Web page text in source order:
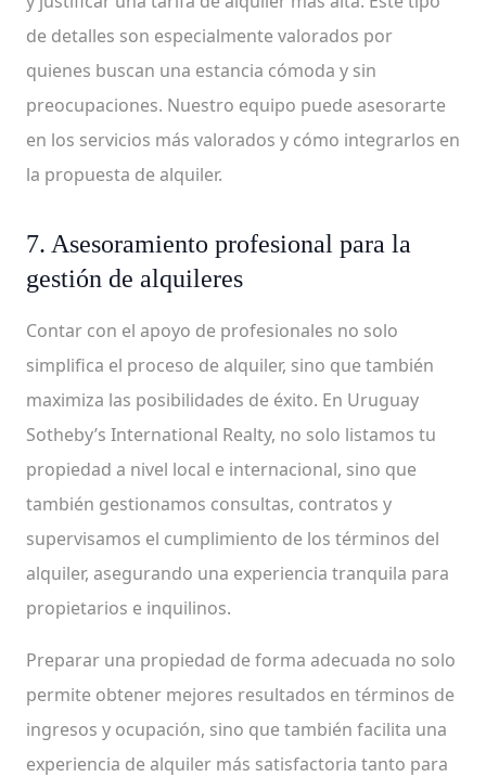
de detalles son especialmente valorados por
quienes buscan una estancia cómoda y sin
preocupaciones. Nuestro equipo puede asesorarte
en los servicios más valorados y cómo integrarlos en
la propuesta de alquiler.
7. Asesoramiento profesional para la
gestión de alquileres
Contar con el apoyo de profesionales no solo
simplifica el proceso de alquiler, sino que también
maximiza las posibilidades de éxito. En Uruguay
Sotheby’s International Realty, no solo listamos tu
propiedad a nivel local e internacional, sino que
también gestionamos consultas, contratos y
supervisamos el cumplimiento de los términos del
alquiler, asegurando una experiencia tranquila para
propietarios e inquilinos.
Preparar una propiedad de forma adecuada no solo
permite obtener mejores resultados en términos de
ingresos y ocupación, sino que también facilita una
experiencia de alquiler más satisfactoria tanto para